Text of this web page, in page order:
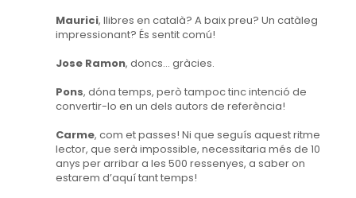
Maurici, llibres en català? A baix preu? Un catàleg
impressionant? És sentit comú!
Jose Ramon, doncs... gràcies.
Pons, dóna temps, però tampoc tinc intenció de
convertir-lo en un dels autors de referència!
Carme, com et passes! Ni que seguís aquest ritme
lector, que serà impossible, necessitaria més de 10
anys per arribar a les 500 ressenyes, a saber on
estarem d’aquí tant temps!